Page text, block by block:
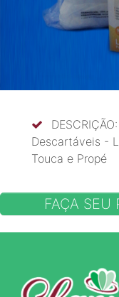
DESCRIÇÃO:
Descartáveis -
Touca e Propé
FAÇA SEU